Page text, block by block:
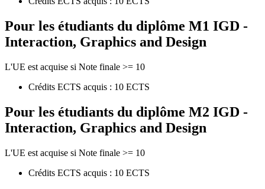
Pour les étudiants du diplôme M1 IGD -
Interaction, Graphics and Design
L'UE est acquise si Note finale >= 10
Crédits ECTS acquis : 10 ECTS
Pour les étudiants du diplôme M2 IGD -
Interaction, Graphics and Design
L'UE est acquise si Note finale >= 10
Crédits ECTS acquis : 10 ECTS